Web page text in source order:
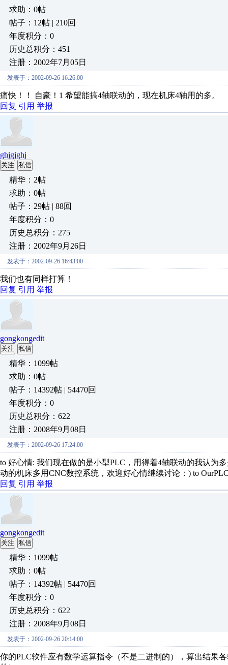
求助：0帖
帖子：12帖 | 210回
年度积分：0
历史总积分：451
注册：2002年7月05日
发表于：2002-09-26 16:26:00
痛快！！ 自豪！1 希望能搞4轴联动的，现在机床4轴用的多。
回复 引用 举报
ghjgjghj
关注 私信
精华：2帖
求助：0帖
帖子：29帖 | 88回
年度积分：0
历史总积分：275
注册：2002年9月26日
发表于：2002-09-26 16:43:00
我们也有同样打算！
回复 引用 举报
gongkongedit
关注 私信
精华：1099帖
求助：0帖
帖子：14392帖 | 54470回
年度积分：0
历史总积分：622
注册：2008年9月08日
发表于：2002-09-26 17:24:00
to 好心情: 我们现在做的是小型PLC，用得着4轴联动的我认为
动的机床多用CNC数控系统，欢迎好心情继续讨论：) to
回复 引用 举报
gongkongedit
关注 私信
精华：1099帖
求助：0帖
帖子：14392帖 | 54470回
年度积分：0
历史总积分：622
注册：2008年9月08日
发表于：2002-09-26 20:14:00
你的PLC软件应有数学运算指令（不是二进制的），算出结果